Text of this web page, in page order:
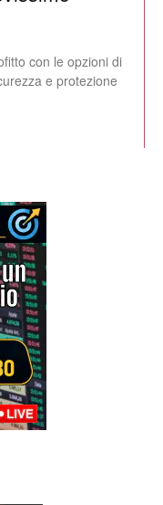
con le opzioni di
e protezione